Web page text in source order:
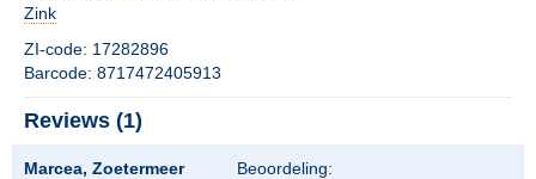
Zink
ZI-code: 17282896
Barcode: 8717472405913
Reviews (1)
Marcea, Zoetermeer
Beoordeling: